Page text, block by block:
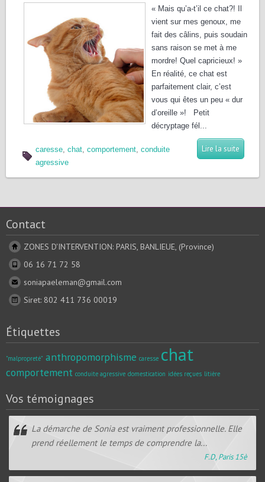
« Mais qu’a-t’il ce chat?! Il
vient sur mes genoux, me
fait des câlins, puis soudain
sans raison se met à me
mordre! Quel capricieux! »
En réalité, ce chat est
parfaitement clair, c’est
vous qui êtes un peu « dur
d’oreille »! Petit
décryptage fél...
caresse chat comportement conduite
agressive
Lire la suite
Contact
ZONES D'INTERVENTION: PARIS, BANLIEUE, (Province)
06 16 71 72 58
soniapaeleman@gmail.com
Siret: 802 411 736 00019
Étiquettes
"malpropreté" anthropomorphisme caresse chat
comportement conduite agressive domestication idées reçues litière
Vos témoignages
La démarche de Sonia est vraiment professionnelle. Elle
prend réellement le temps de comprendre la...
F.D, Paris 15è